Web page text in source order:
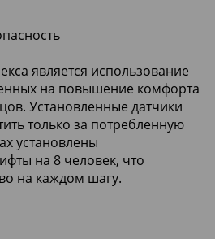
является использование
на повышение комфорта
Установленные датчики
только за потребленную
установлены
на 8 человек, что
на каждом шагу.